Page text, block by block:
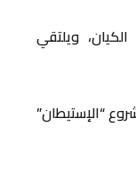
ويلتقي
مشروع “الإستيطان”